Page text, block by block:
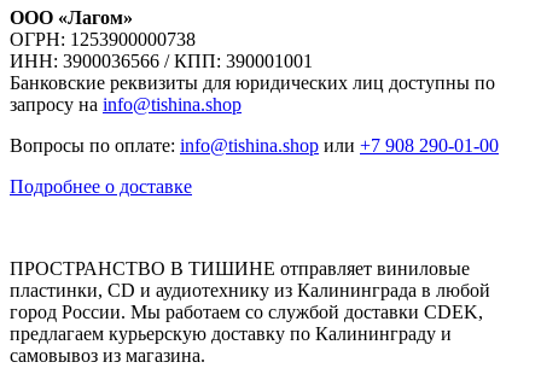
ООО «Лагом»
ОГРН: 1253900000738
ИНН: 3900036566 / КПП: 390001001
Банковские реквизиты для юридических лиц доступны по
запросу на info@tishina.shop
Вопросы по оплате: info@tishina.shop или +7 908 290-01-00
Подробнее о доставке
ПРОСТРАНСТВО В ТИШИНЕ отправляет виниловые
пластинки, CD и аудиотехнику из Калининграда в любой
город России. Мы работаем со службой доставки CDEK,
предлагаем курьерскую доставку по Калининграду и
самовывоз из магазина.